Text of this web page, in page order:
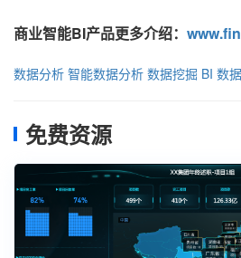
商业智能BI产品更多介绍：
数据分析 智能数据分析 数据挖掘 BI 数
免费资源